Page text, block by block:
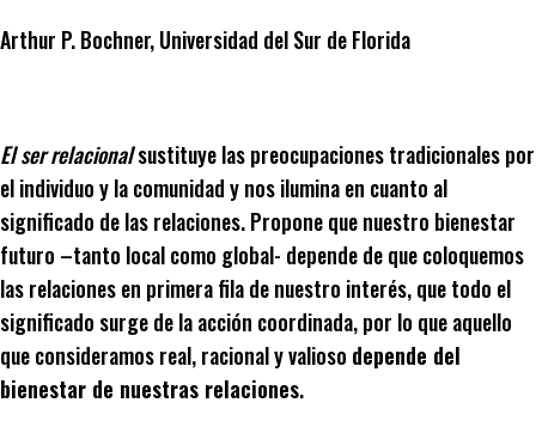
Arthur P. Bochner, Universidad del Sur de Florida
El ser relacionalsustituye las preocupaciones tradicionales por
el individuo y la comunidad y nos ilumina en cuanto al
significado de las relaciones. Propone que nuestro bienestar
futuro –tanto local como global- depende de que coloquemos
las relaciones en primera fila de nuestro interés, que todo el
significado surge de la acción coordinada, por lo que aquello
que consideramos real, racional y valioso depende del
bienestar de nuestras relaciones.